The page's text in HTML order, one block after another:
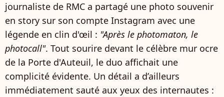
journaliste de RMC a partagé une photo souvenir
en story sur son compte Instagram avec une
légende en clin d'œil : "Après le photomaton, le
photocall". Tout sourire devant le célèbre mur ocre
de la Porte d'Auteuil, le duo affichait une
complicité évidente. Un détail a d’ailleurs
immédiatement sauté aux yeux des internautes :